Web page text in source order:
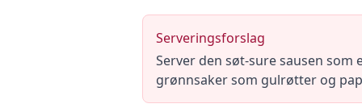
Serveringsforslag
Server den søt-sure sausen
grønnsaker som gulrøtter og